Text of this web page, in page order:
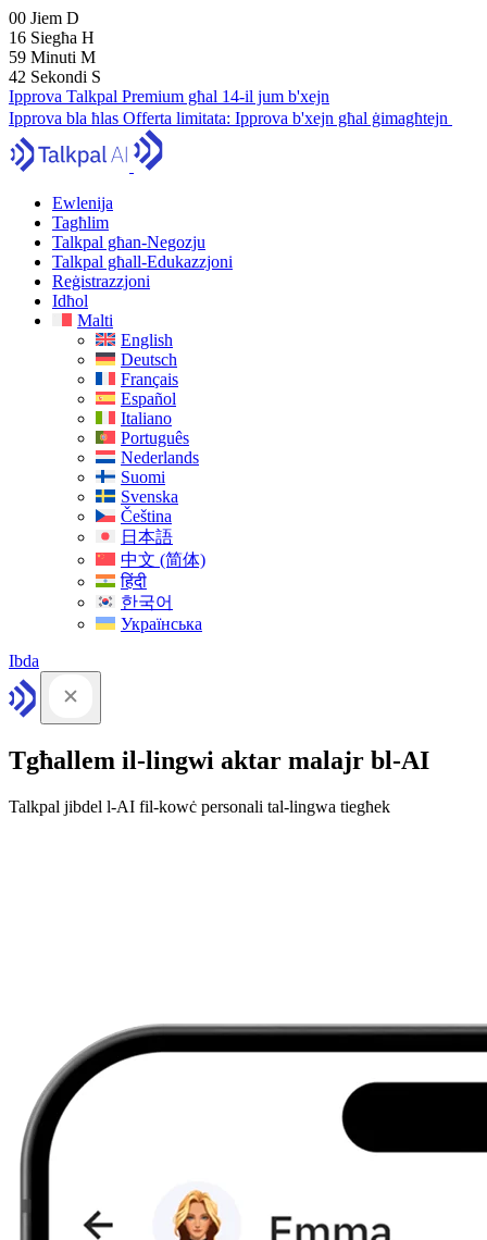
00 Jiem D
16 Siegħa H
59 Minuti M
41 Sekondi S
Ipprova Talkpal Premium għal 14-il jum b'xejn
Ipprova bla ħlas Offerta limitata: Ipprova b'xejn għal ġimagħtejn
Ewlenija
Tagħlim
Talkpal għan-Negozju
Talkpal għall-Edukazzjoni
Reġistrazzjoni
Idħol
Malti
English
Deutsch
Français
Español
Italiano
Português
Nederlands
Suomi
Svenska
Čeština
日本語
中文 (简体)
हिंदी
한국어
Українська
Ibda
Tgħallem il-lingwi aktar malajr bl-AI
Talkpal jibdel l-AI fil-kowċ personali tal-lingwa tiegħek